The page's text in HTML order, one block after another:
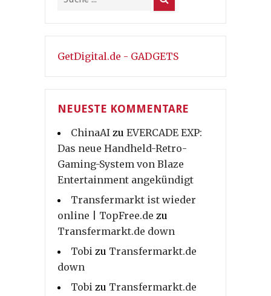
GetDigital.de - GADGETS
NEUESTE KOMMENTARE
ChinaAI zu EVERCADE EXP:
Das neue Handheld-Retro-
Gaming-System von Blaze
Entertainment angekündigt
Transfermarkt ist wieder
online | TopFree.de zu
Transfermarkt.de down
Tobi zu Transfermarkt.de
down
Tobi zu Transfermarkt.de